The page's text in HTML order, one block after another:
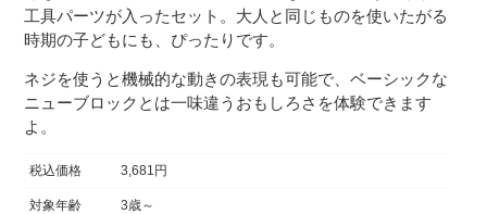
工具パーツが入ったセット。大人と同じものを使いたがる
時期の子どもにも、ぴったりです。
ネジを使うと機械的な動きの表現も可能で、ベーシックな
ニューブロックとは一味違うおもしろさを体験できます
よ。
税込価格 3,681円
対象年齢 3歳～